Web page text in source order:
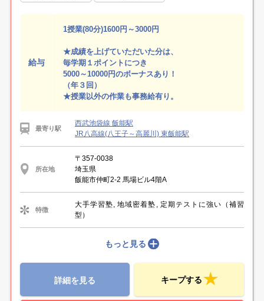
給与
1授業(80分)1600円～3000円
★成績を上げていただいた分は、
毎学期１ポイントにつき
5000～10000円のボーナスあり！
（年３回）
★授業以外の作業も事務給有り。
最寄り駅
西武池袋線 飯能駅
JR八高線(八王子～高麗川) 東飯能駅
所在地
〒357-0038
埼玉県
飯能市仲町2-2 馬場ビル4階A
特徴
大手学習塾, 地域密着塾, 定期テストに強い（補習
型）
もっと見る
詳細を見る キープする